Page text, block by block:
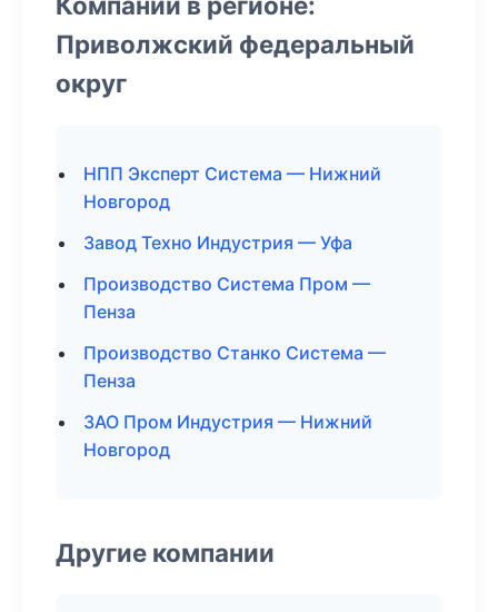
Приволжский федеральный
округ
НПП Эксперт Система — Нижний
Новгород
Завод Техно Индустрия — Уфа
Производство Система Пром —
Пенза
Производство Станко Система —
Пенза
ЗАО Пром Индустрия — Нижний
Новгород
Другие компании